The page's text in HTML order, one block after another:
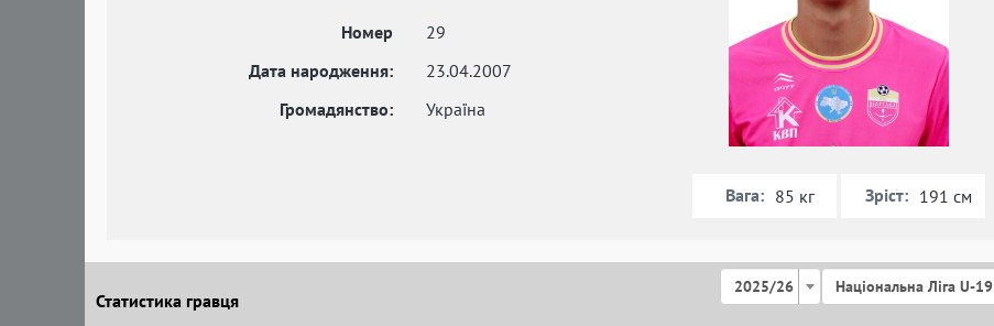
Номер
29
Дата народження:
23.04.2007
Громадянство:
Україна
Вага: 85 кг Зріст: 191 см
Статистика гравця
2025/26 Національна Ліга U-19